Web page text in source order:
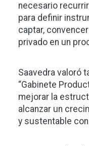
necesario
para definir
captar,
privado en un
Saavedra valoró
“Gabinete
mejorar la
alcanzar un
y sustentable